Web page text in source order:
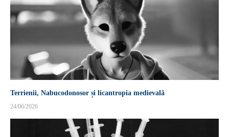
Terrienii, Nabucodonosor și licantropia medievală
24/06/2026